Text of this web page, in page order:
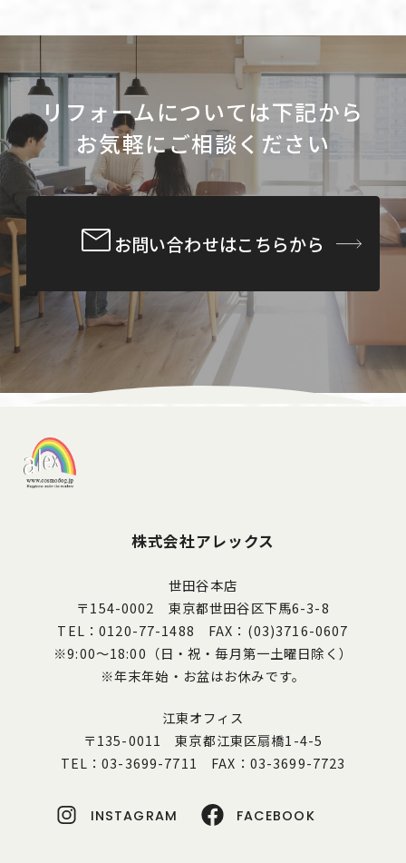
リフォームについては下記から
お気軽にご相談ください
お問い合わせはこちらから
株式会社アレックス
世田谷本店
〒154-0002 東京都世田谷区下馬6-3-8
TEL：0120-77-1488 FAX：(03)3716-0607
※9:00～18:00（日・祝・毎月第一土曜日除く）
※年末年始・お盆はお休みです。
江東オフィス
〒135-0011 東京都江東区扇橋1-4-5
TEL：03-3699-7711 FAX：03-3699-7723
INSTAGRAM FACEBOOK